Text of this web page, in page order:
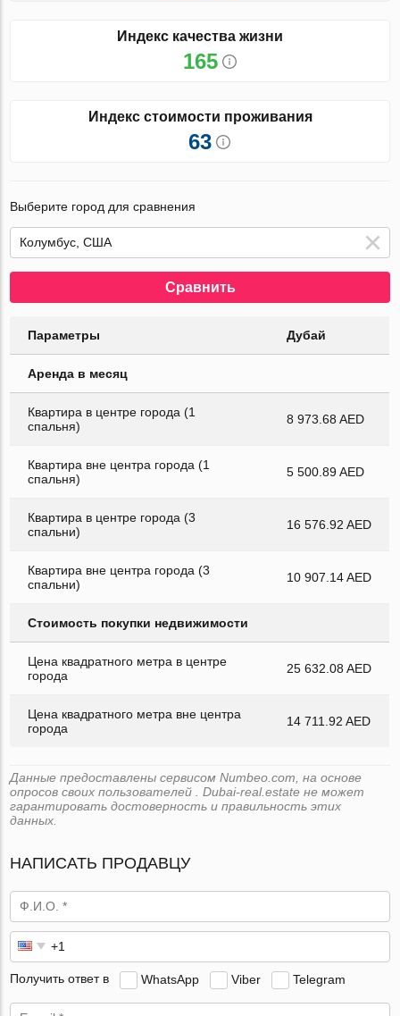
Индекс качества жизни
165
Индекс стоимости проживания
63
Выберите город для сравнения
Сравнить
Параметры Дубай
Аренда в месяц
Квартира в центре города (1
спальня)
8 973.68 AED
Квартира вне центра города (1
спальня)
5 500.89 AED
Квартира в центре города (3
спальни)
16 576.92 AED
Квартира вне центра города (3
спальни)
10 907.14 AED
Стоимость покупки недвижимости
Цена квадратного метра в центре
города
25 632.08 AED
Цена квадратного метра вне центра
города
14 711.92 AED
Данные предоставлены сервисом Numbeo.com, на основе
опросов своих пользователей . Dubai-real.estate не может
гарантировать достоверность и правильность этих
данных.
НАПИСАТЬ ПРОДАВЦУ
Получить ответ в WhatsApp Viber Telegram